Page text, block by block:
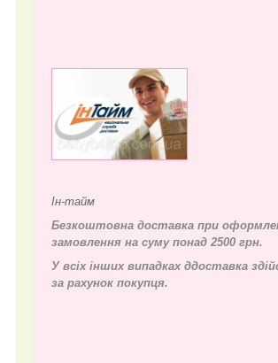
Ін-тайм
Безкоштовна доставка при
замовлення на суму понад 2500 грн.
У всіх інших випадках ддоставка
за рахунок покупця.